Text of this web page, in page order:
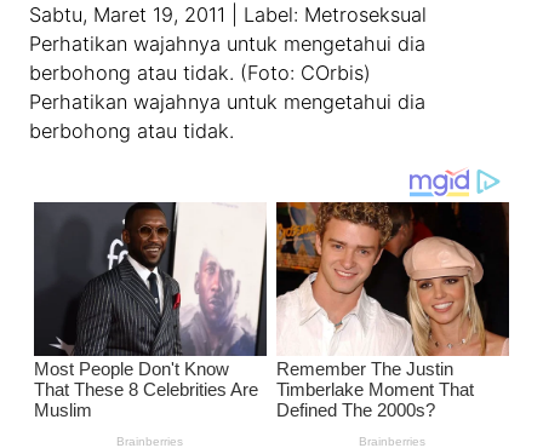
Sabtu, Maret 19, 2011 | Label: Metroseksual
Perhatikan wajahnya untuk mengetahui dia
berbohong atau tidak. (Foto: COrbis)
Perhatikan wajahnya untuk mengetahui dia
berbohong atau tidak.